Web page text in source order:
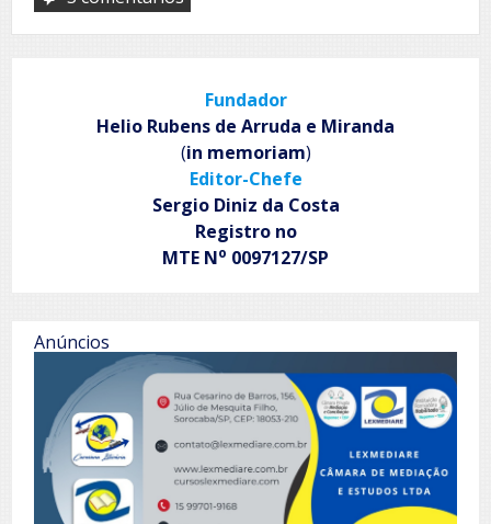
la
silla
y
un
gato
de
porcelana
Fundador
Helio Rubens de Arruda e Miranda
(in memoriam)
Editor-Chefe
Sergio Diniz da Costa
Registro no
MTE No 0097127/SP
Anúncios